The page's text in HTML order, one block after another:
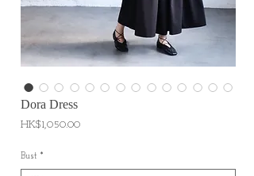
Dora Dress
HK$1,050.00価
Bust *